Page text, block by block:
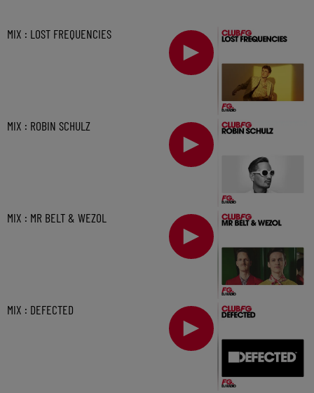
MIX : LOST FREQUENCIES
MIX : ROBIN SCHULZ
MIX : MR BELT & WEZOL
MIX : DEFECTED